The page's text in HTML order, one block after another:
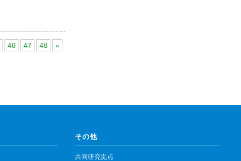
46 47 48 »
その他
共同研究拠点